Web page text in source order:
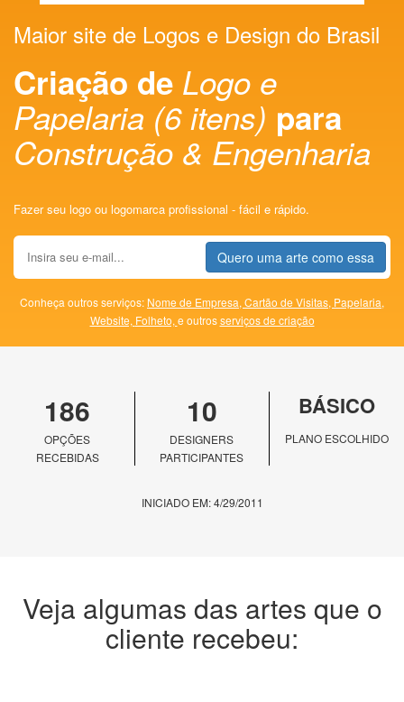
Maior site de Logos e Design do Brasil
Criação de Logo e
Papelaria (6 itens) para
Construção & Engenharia
Fazer seu logo ou logomarca profissional - fácil e rápido.
Quero uma arte como essa
Conheça outros serviços: Nome de Empresa, Cartão de Visitas, Papelaria,
Website, Folheto, e outrosserviços de criação
186
OPÇÕES
RECEBIDAS
10
DESIGNERS
PARTICIPANTES
BÁSICO
PLANO ESCOLHIDO
INICIADO EM: 4/29/2011
Veja algumas das artes que o
cliente recebeu: